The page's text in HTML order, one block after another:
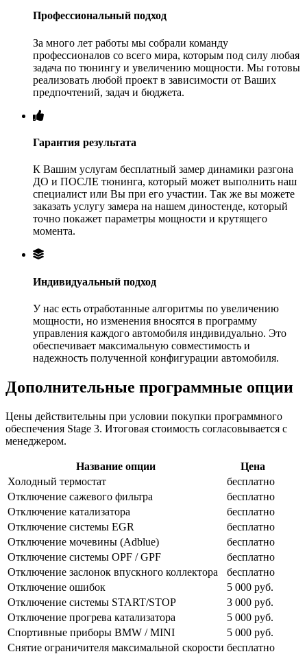
Профессиональный подход
За много лет работы мы собрали команду
профессионалов со всего мира, которым под силу любая
задача по тюнингу и увеличению мощности. Мы готовы
реализовать любой проект в зависимости от Ваших
предпочтений, задач и бюджета.
Гарантия результата
К Вашим услугам бесплатный замер динамики разгона
ДО и ПОСЛЕ тюнинга, который может выполнить наш
специалист или Вы при его участии. Так же вы можете
заказать услугу замера на нашем диностенде, который
точно покажет параметры мощности и крутящего
момента.
Индивидуальный подход
У нас есть отработанные алгоритмы по увеличению
мощности, но изменения вносятся в программу
управления каждого автомобиля индивидуально. Это
обеспечивает максимальную совместимость и
надежность полученной конфигурации автомобиля.
Дополнительные программные опции
Цены действительны при условии покупки программного
обеспечения Stage 3. Итоговая стоимость согласовывается с
менеджером.
Название опции
Цена
Холодный термостат
бесплатно
Отключение сажевого фильтра
бесплатно
Отключение катализатора
бесплатно
Отключение системы EGR
бесплатно
Отключение мочевины (Adblue)
бесплатно
Отключение системы OPF / GPF
бесплатно
Отключение заслонок впускного коллектора
бесплатно
Отключение ошибок
5 000 руб.
Отключение системы START/STOP
3 000 руб.
Отключение прогрева катализатора
5 000 руб.
Спортивные приборы BMW / MINI
5 000 руб.
Снятие ограничителя максимальной скорости бесплатно